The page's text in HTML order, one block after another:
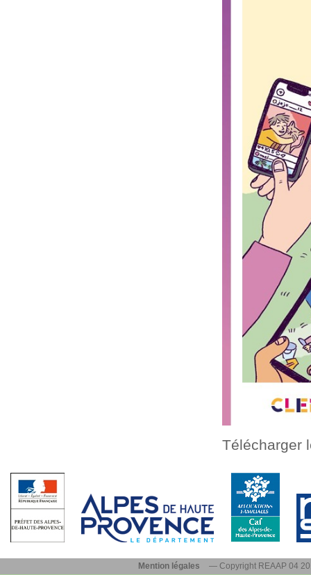
Télécharger
Mention légales — Copyright REAAP 04